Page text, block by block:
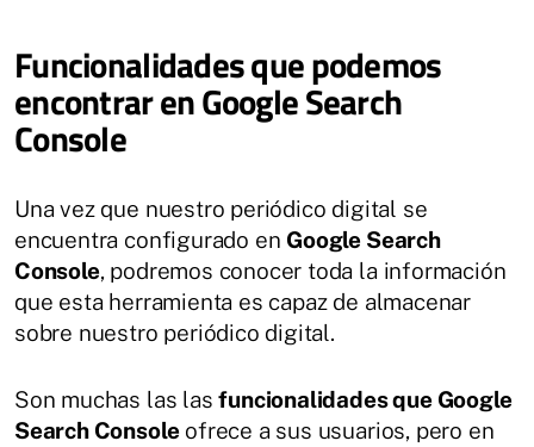
Funcionalidades que podemos
encontrar en Google Search
Console
Una vez que nuestro periódico digital se
encuentra configurado en Google Search
Console, podremos conocer toda la información
que esta herramienta es capaz de almacenar
sobre nuestro periódico digital.
Son muchas las lasfuncionalidades que Google
Search Consoleofrece a sus usuarios, pero en